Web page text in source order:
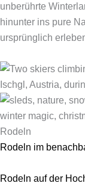
unberührte
hinunter ins pure
ursprünglich
Rodeln
Rodeln im
Rodeln auf der